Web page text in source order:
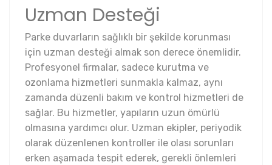
Uzman Desteği
Parke duvarların sağlıklı bir şekilde korunması
için uzman desteği almak son derece önemlidir.
Profesyonel firmalar, sadece kurutma ve
ozonlama hizmetleri sunmakla kalmaz, aynı
zamanda düzenli bakım ve kontrol hizmetleri de
sağlar. Bu hizmetler, yapıların uzun ömürlü
olmasına yardımcı olur. Uzman ekipler, periyodik
olarak düzenlenen kontroller ile olası sorunları
erken aşamada tespit ederek, gerekli önlemleri